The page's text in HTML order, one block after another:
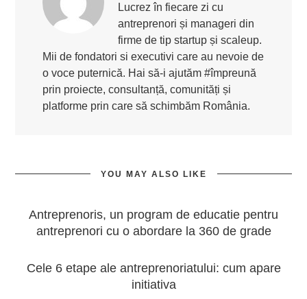
Lucrez în fiecare zi cu
antreprenori și manageri din
firme de tip startup și scaleup.
Mii de fondatori si executivi care au nevoie de
o voce puternică. Hai să-i ajutăm #împreună
prin proiecte, consultanță, comunități și
platforme prin care să schimbăm România.
YOU MAY ALSO LIKE
Antreprenoris, un program de educatie pentru
antreprenori cu o abordare la 360 de grade
Cele 6 etape ale antreprenoriatului: cum apare
initiativa